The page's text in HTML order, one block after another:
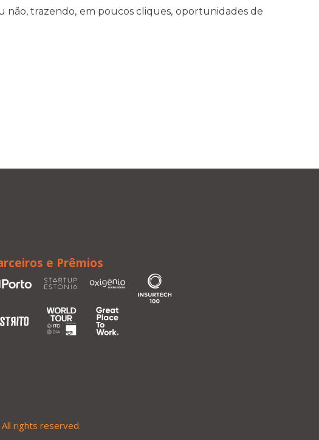
não, trazendo, em poucos cliques, oportunidades de
e Prêmios
rights reserved.